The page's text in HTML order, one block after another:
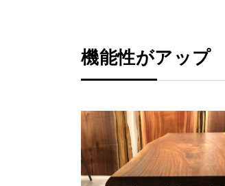
機能性がアップ